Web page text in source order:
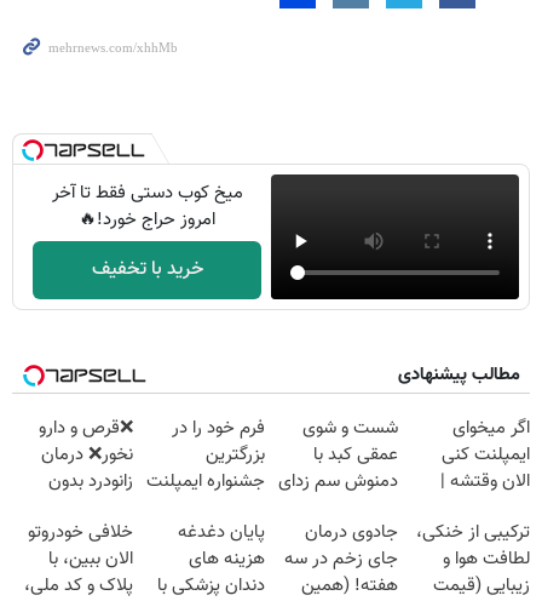
میخ کوب دستی فقط تا آخر
امروز حراج خورد!🔥
خرید با تخفیف
مطالب پیشنهادی
اگر میخوای
ایمپلنت کنی
الان وقتشه |
میلیون تومان!!!
شست و شوی
عمقی کبد با
دمنوش سم زدای
فرم خود را در
بزرگترین
جشنواره ایمپلنت
فقط ۲۵ میلیون
❌قرص‌ و دارو
نخور❌ درمان
زانودرد بدون
ترکیبی از خنکی،
لطافت هوا و
زیبایی (قیمت
جادوی درمان
جای زخم در سه
هفته! (همین
پایان دغدغه
هزینه های
دندان پزشکی با
خلافی خودروتو
الان ببین، با
پلاک و کد ملی،